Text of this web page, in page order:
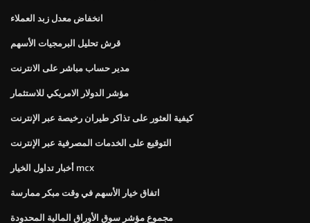
انخفاض معدل زبد العملاء
قرش تحليل البرمجيات الأسهم
مدير حساب مباشر على الانترنت
مؤشر الدولار الامريكي للاستثمار
كيفية العثور على تذاكر طيران رخيصة عبر الإنترنت
التوقيع على الخدمات المصرفية عبر الإنترنت
أخبار تداول الخيار mcx
اتفاق خيار الأسهم في وقت مبكر ممارسة
مجموع مؤشر سوق الأوراق المالية المحدودة